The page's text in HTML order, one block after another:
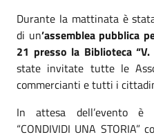
Durante la mattinata è
di un’assemblea pubblica
21 presso la Biblioteca “V.
state invitate tutte le
commercianti e tutti i
In attesa dell’evento
“CONDIVIDI UNA